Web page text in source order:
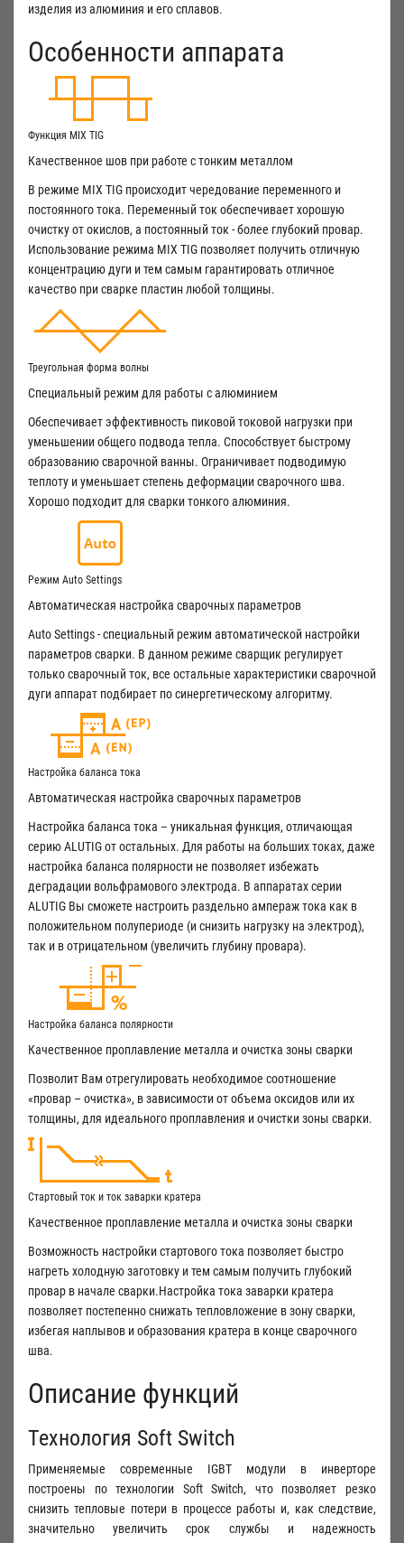
изделия из алюминия и его сплавов.
Особенности аппарата
Функция MIX TIG
Качественное шов при работе с тонким металлом
В режиме MIX TIG происходит чередование переменного и
постоянного тока. Переменный ток обеспечивает хорошую
очистку от окислов, а постоянный ток - более глубокий провар.
Использование режима MIX TIG позволяет получить отличную
концентрацию дуги и тем самым гарантировать отличное
качество при сварке пластин любой толщины.
Треугольная форма волны
Специальный режим для работы с алюминием
Обеспечивает эффективность пиковой токовой нагрузки при
уменьшении общего подвода тепла. Способствует быстрому
образованию сварочной ванны. Ограничивает подводимую
теплоту и уменьшает степень деформации сварочного шва.
Хорошо подходит для сварки тонкого алюминия.
Режим Auto Settings
Автоматическая настройка сварочных параметров
Auto Settings - специальный режим автоматической настройки
параметров сварки. В данном режиме сварщик регулирует
только сварочный ток, все остальные характеристики сварочной
дуги аппарат подбирает по синергетическому алгоритму.
Настройка баланса тока
Автоматическая настройка сварочных параметров
Настройка баланса тока – уникальная функция, отличающая
серию ALUTIG от остальных. Для работы на больших токах, даже
настройка баланса полярности не позволяет избежать
деградации вольфрамового электрода. В аппаратах серии
ALUTIG Вы сможете настроить раздельно ампераж тока как в
положительном полупериоде (и снизить нагрузку на электрод),
так и в отрицательном (увеличить глубину провара).
Настройка баланса полярности
Качественное проплавление металла и очистка зоны сварки
Позволит Вам отрегулировать необходимое соотношение
«провар – очистка», в зависимости от объема оксидов или их
толщины, для идеального проплавления и очистки зоны сварки.
Стартовый ток и ток заварки кратера
Качественное проплавление металла и очистка зоны сварки
Возможность настройки стартового тока позволяет быстро
нагреть холодную заготовку и тем самым получить глубокий
провар в начале сварки.Настройка тока заварки кратера
позволяет постепенно снижать тепловложение в зону сварки,
избегая наплывов и образования кратера в конце сварочного
шва.
Описание функций
Технология Soft Switch
Применяемые современные IGBT модули в инверторе
построены по технологии Soft Switch, что позволяет резко
снизить тепловые потери в процессе работы и, как следствие,
значительно увеличить срок службы и надежность